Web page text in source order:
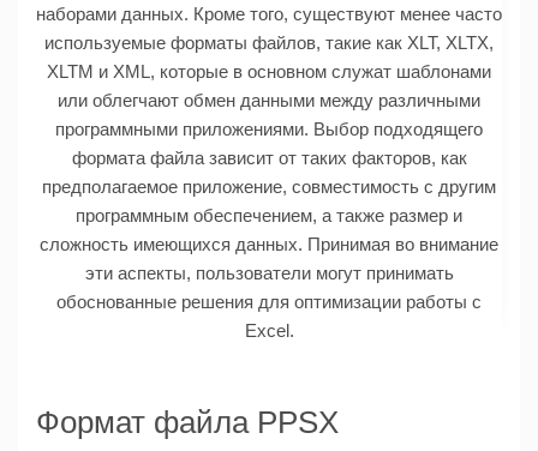
наборами данных. Кроме того, существуют менее часто
используемые форматы файлов, такие как XLT, XLTX,
XLTM и XML, которые в основном служат шаблонами
или облегчают обмен данными между различными
программными приложениями. Выбор подходящего
формата файла зависит от таких факторов, как
предполагаемое приложение, совместимость с другим
программным обеспечением, а также размер и
сложность имеющихся данных. Принимая во внимание
эти аспекты, пользователи могут принимать
обоснованные решения для оптимизации работы с
Excel.
Формат файла PPSX